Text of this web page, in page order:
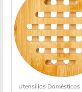
Utensílios Domésticos